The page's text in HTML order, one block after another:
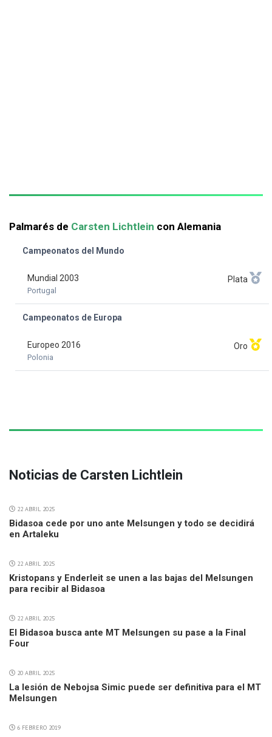
Palmarés de Carsten Lichtlein con Alemania
Campeonatos del Mundo
Mundial 2003
Portugal
Plata
Campeonatos de Europa
Europeo 2016
Polonia
Oro
Noticias de Carsten Lichtlein
22 ABRIL 2025
Bidasoa cede por uno ante Melsungen y todo se decidirá
en Artaleku
22 ABRIL 2025
Kristopans y Enderleit se unen a las bajas del Melsungen
para recibir al Bidasoa
22 ABRIL 2025
El Bidasoa busca ante MT Melsungen su pase a la Final
Four
20 ABRIL 2025
La lesión de Nebojsa Simic puede ser definitiva para el MT
Melsungen
6 FEBRERO 2019